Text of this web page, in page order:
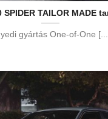
SPIDER TAILOR MADE
gyártás One-of-One